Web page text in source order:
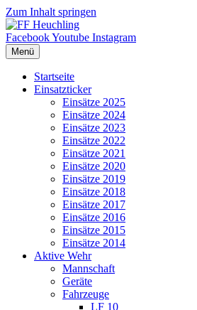
Zum Inhalt springen
FacebookYoutube Instagram
Menü
Startseite
Einsatzticker
Einsätze 2025
Einsätze 2024
Einsätze 2023
Einsätze 2022
Einsätze 2021
Einsätze 2020
Einsätze 2019
Einsätze 2018
Einsätze 2017
Einsätze 2016
Einsätze 2015
Einsätze 2014
Aktive Wehr
Mannschaft
Geräte
Fahrzeuge
LF 10